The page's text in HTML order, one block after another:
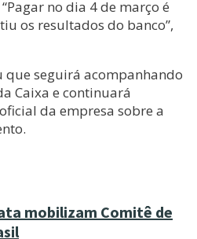
no dia 4 de março é
os resultados do banco”,
que seguirá acompanhando
Caixa e continuará
da empresa sobre a
mobilizam Comitê de